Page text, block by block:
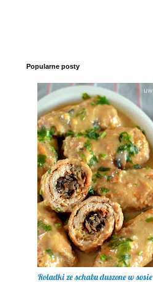
Popularne posty
Roladki ze schabu duszone w sosie